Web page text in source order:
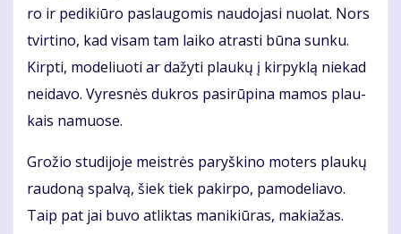
ro ir pe­di­kiū­ro pa­slau­go­mis nau­do­ja­si nuo­lat. Nors
tvir­ti­no, kad vi­sam tam lai­ko at­ras­ti bū­na sun­ku.
Kirp­ti, mo­de­liuo­ti ar da­žy­ti plau­kų į kir­pyk­lą nie­kad
neida­vo. Vy­res­nės duk­ros pa­si­rū­pi­na ma­mos plau­
kais na­muo­se.
Gro­žio stu­di­jo­je meist­rės pa­ryš­ki­no mo­ters plau­kų
rau­do­ną spal­vą, šiek tiek pa­kir­po, pa­mo­de­lia­vo.
Taip pat jai bu­vo at­lik­tas ma­ni­kiū­ras, ma­kia­žas.